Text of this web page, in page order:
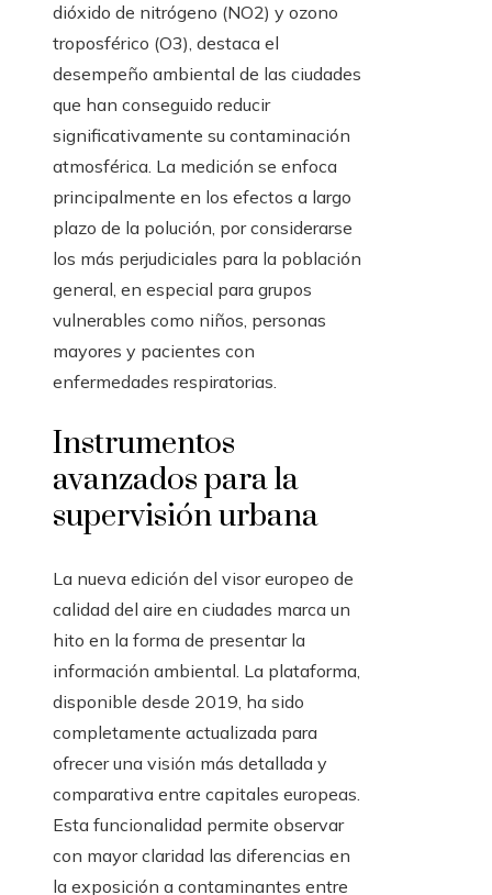
dióxido de nitrógeno (NO2) y ozono
troposférico (O3), destaca el
desempeño ambiental de las ciudades
que han conseguido reducir
significativamente su contaminación
atmosférica. La medición se enfoca
principalmente en los efectos a largo
plazo de la polución, por considerarse
los más perjudiciales para la población
general, en especial para grupos
vulnerables como niños, personas
mayores y pacientes con
enfermedades respiratorias.
Instrumentos
avanzados para la
supervisión urbana
La nueva edición del visor europeo de
calidad del aire en ciudades marca un
hito en la forma de presentar la
información ambiental. La plataforma,
disponible desde 2019, ha sido
completamente actualizada para
ofrecer una visión más detallada y
comparativa entre capitales europeas.
Esta funcionalidad permite observar
con mayor claridad las diferencias en
la exposición a contaminantes entre